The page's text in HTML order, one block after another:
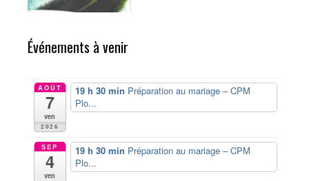
Événements à venir
AOÛT
7
ven
2026
19 h 30 min Préparation au mariage – CPM
Plo...
SEP
4
ven
19 h 30 min Préparation au mariage – CPM
Plo...